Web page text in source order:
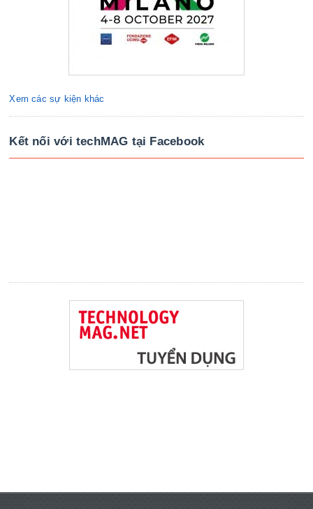
Xem các sự kiện khác
Kết nối với techMAG tại Facebook